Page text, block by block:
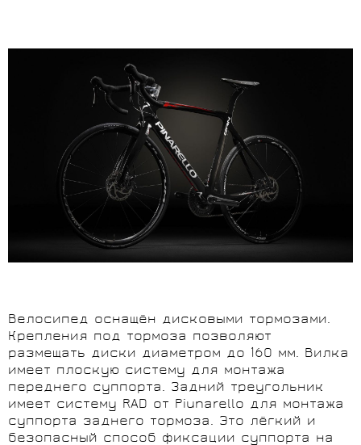
Велосипед оснащён дисковыми тормозами.
Крепления под тормоза позволяют
размещать диски диаметром до 160 мм. Вилка
имеет плоскую систему для монтажа
переднего суппорта. Задний треугольник
имеет систему RAD от Piunarello для монтажа
суппорта заднего тормоза. Это лёгкий и
безопасный способ фиксации суппорта на